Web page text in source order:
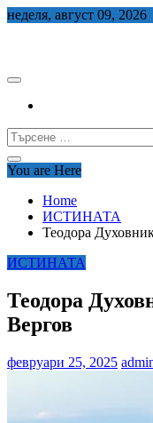
Skip
неделя, август 09, 2026
Търсене
за:
You are Here
Home
ИСТИНАТА
Теодора
ИСТИНАТА
Теодора
Вергов
февруари 25, 2025